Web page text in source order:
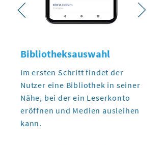
Bibliotheksauswahl
Im ersten Schritt findet der
Nutzer eine Bibliothek in seiner
Nähe, bei der ein Leserkonto
eröffnen und Medien ausleihen
kann.